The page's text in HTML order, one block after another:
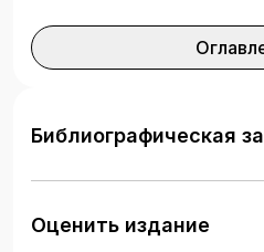
Подготовлено с учетом
Федерального
укрупненной группы
изучающих дисциплину
технологии в
использоваться при
Библиографическая
Оценить издание